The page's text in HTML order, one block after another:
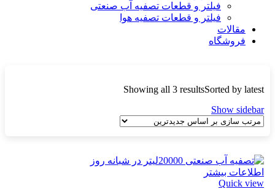
فیلتر و قطعات تصفیه آب صنعتی
فیلتر و قطعات تصفیه هوا
مقالات
فروشگاه
Showing all 3 resultsSorted by latest
Show sidebar
اطلاعات بیشتر
Quick view